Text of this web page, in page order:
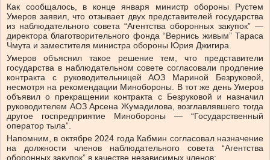
Как сообщалось, в конце января министр обороны Рустем
Умеров заявил, что отзывает двух представителей государства
из наблюдательного совета “Агентства оборонных закупок” —
директора благотворительного фонда “Вернись живым” Тараса
Чмута и заместителя министра обороны Юрия Джигира.
Умеров объяснил такое решение тем, что представители
государства в наблюдательном совете согласовали продление
контракта с руководительницей АОЗ Мариной Безруковой,
несмотря на рекомендации Минобороны. В тот же день Умеров
объявил о прекращении контракта с Безруковой и назначил
руководителем АОЗ Арсена Жумадилова, возглавлявшего тогда
другое госпредприятие Минобороны — “Государственный
оператор тыла”.
Напомним, в октябре 2024 года Кабмин согласовал назначение
на должности членов наблюдательного совета “Агентства
оборонных закупок” в качестве независимых членов: